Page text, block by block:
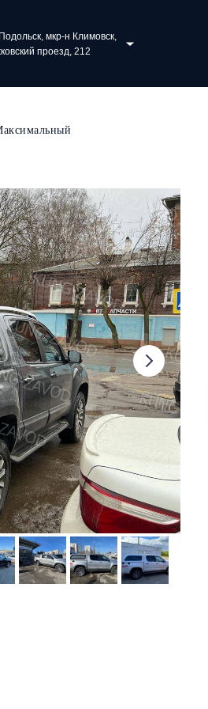
мкр-н Климовск,
проезд, 212